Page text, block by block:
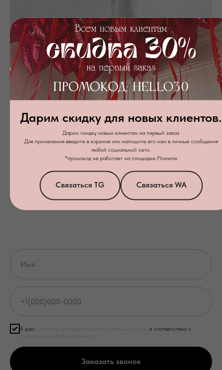
Дарим скидку для новых клиентов.
Дарим скидку новым клиентам на первый заказ
Для применения введите в корзине или напишите его нам в личные сообщения
любой социальной сети.
*промокод не работает на площадке Flowwow
Связаться TG Связаться WA
Набор шаров № 350
3 690 ₽5 490 ₽
Подробнее
В корзину
Я даю согласие на обработку персональных данных в соответствии с
политикой конфиденциальности
Заказать звонок